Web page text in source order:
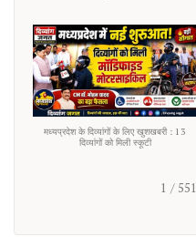
मध्यप्रदेश के दिव्यांगों के लिए खुशखबरी : 13
दिव्यांगों को मिली स्कूटी
1 / 551